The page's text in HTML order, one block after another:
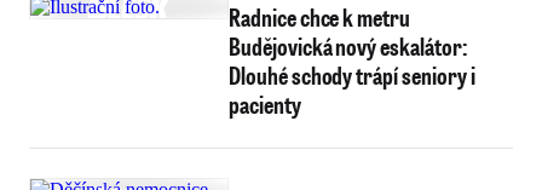
Radnice chce k metru
Budějovická nový eskalátor:
Dlouhé schody trápí seniory i
pacienty